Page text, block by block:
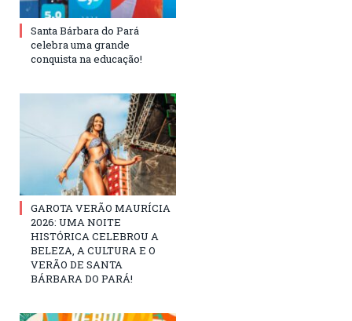
Santa Bárbara do Pará
celebra uma grande
conquista na educação!
GAROTA VERÃO MAURÍCIA
2026: UMA NOITE
HISTÓRICA CELEBROU A
BELEZA, A CULTURA E O
VERÃO DE SANTA
BÁRBARA DO PARÁ!